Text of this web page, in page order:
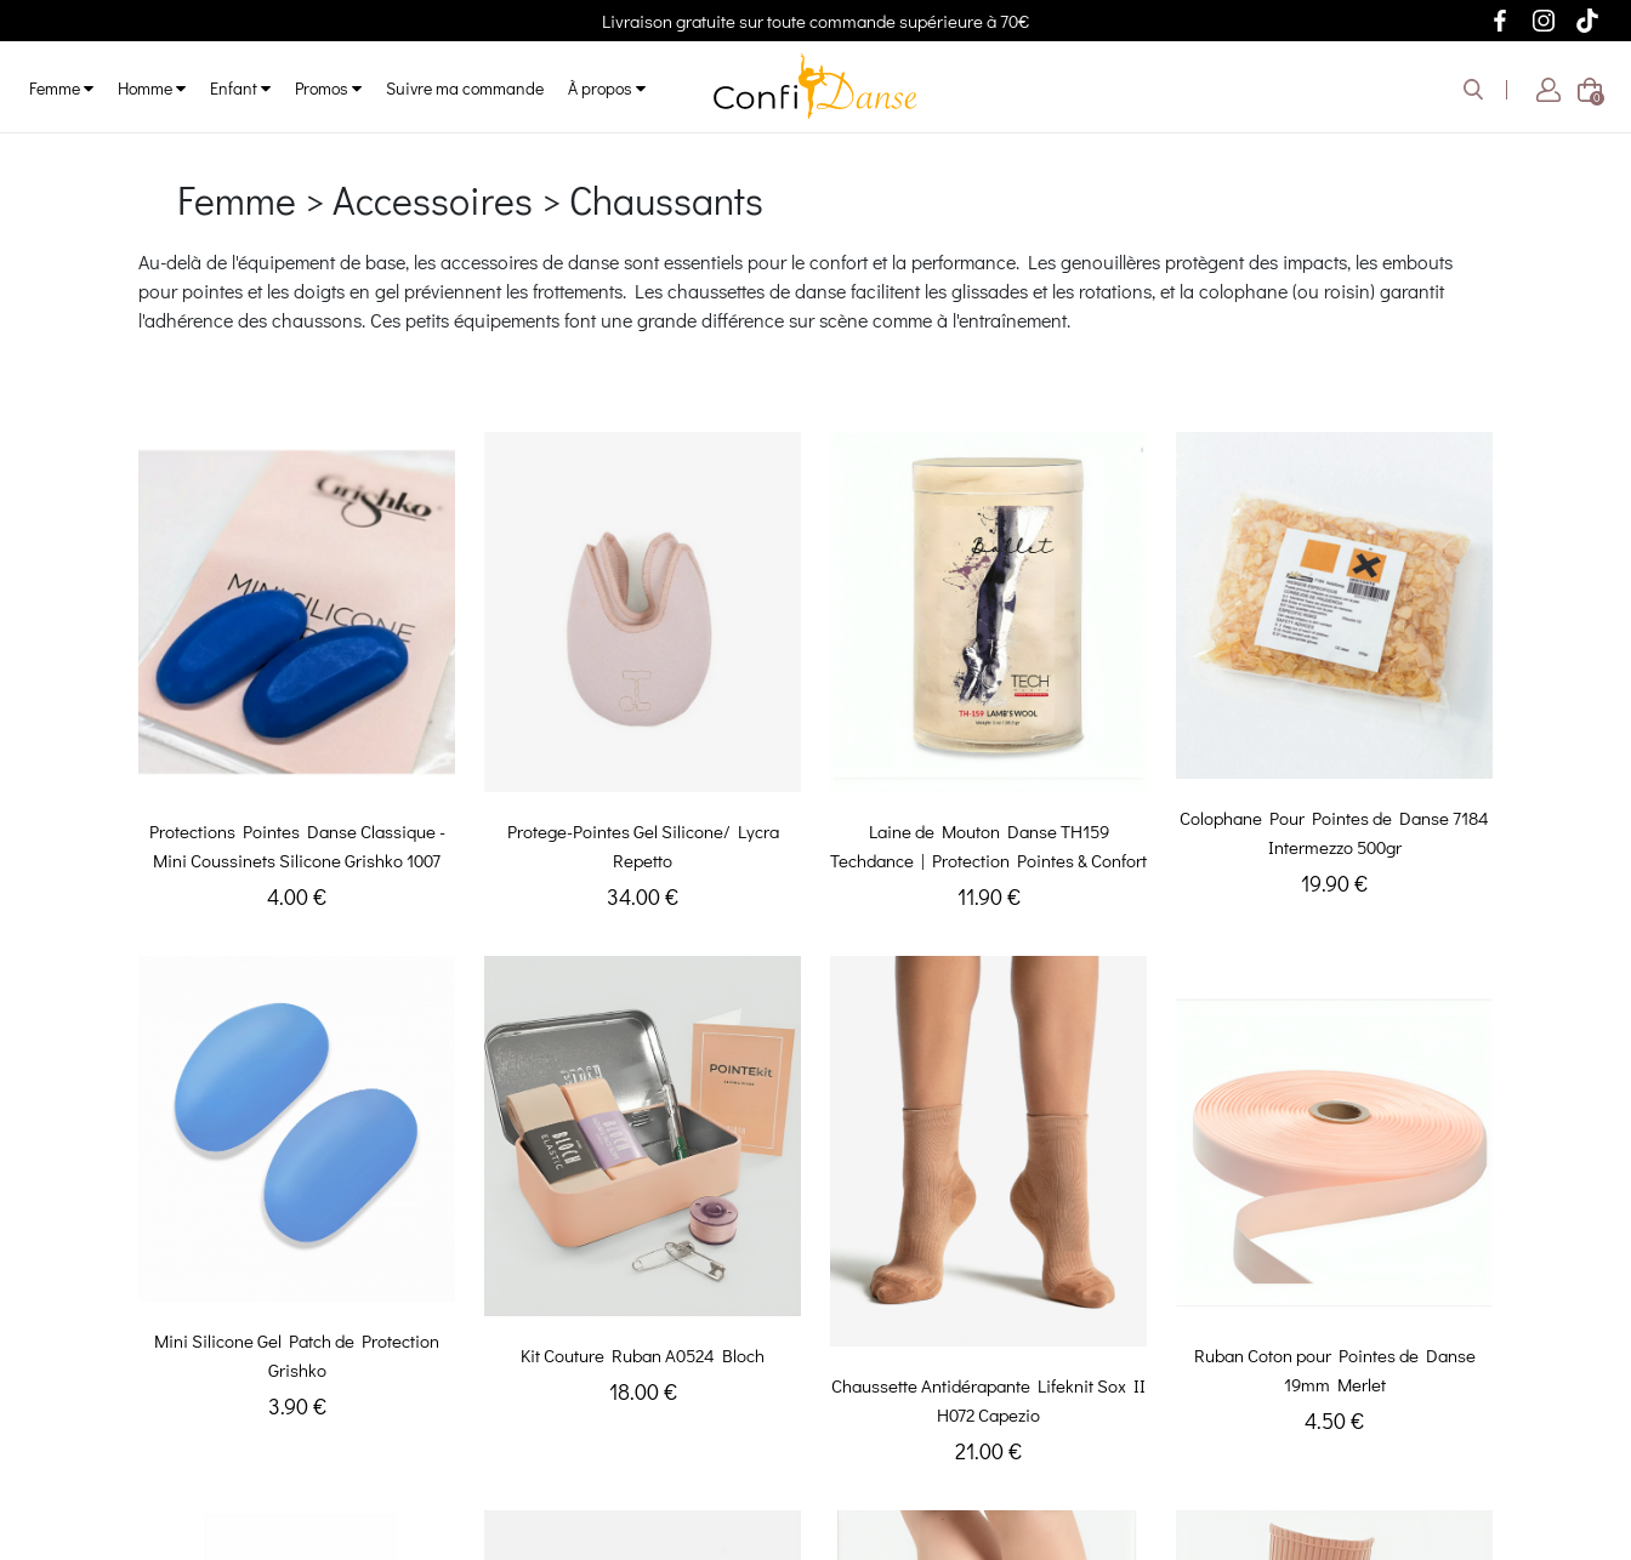
Livraison gratuite sur toute commande supérieure à 70€
Femme Homme Enfant Promos Suivre ma commande À propos 0
Femme > Accessoires > Chaussants
Au-delà de l'équipement de base, les accessoires de danse sont essentiels pour le confort et la performance. Les genouillères protègent des impacts, les embouts
pour pointes et les doigts en gel préviennent les frottements. Les chaussettes de danse facilitent les glissades et les rotations, et la colophane (ou roisin) garantit
l'adhérence des chaussons. Ces petits équipements font une grande différence sur scène comme à l'entraînement.
Protections Pointes Danse Classique -
Mini Coussinets Silicone Grishko 1007
4.00 €
Protege-Pointes Gel Silicone/ Lycra
Repetto
34.00 €
Laine de Mouton Danse TH159
Techdance | Protection Pointes & Confort
11.90 €
Colophane Pour Pointes de Danse 7184
Intermezzo 500gr
19.90 €
Mini Silicone Gel Patch de Protection
Grishko
3.90 €
Kit Couture Ruban A0524 Bloch
18.00 €
Chaussette Antidérapante Lifeknit Sox II
H072 Capezio
21.00 €
Ruban Coton pour Pointes de Danse
19mm Merlet
4.50 €